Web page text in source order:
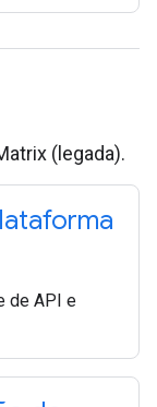
(legada).
de API e